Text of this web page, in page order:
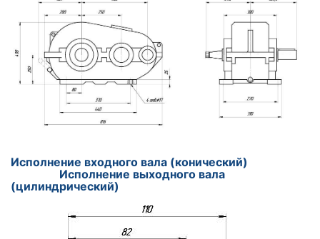
Исполнение входного вала (конический)
Исполнение выходного вала
(цилиндрический)